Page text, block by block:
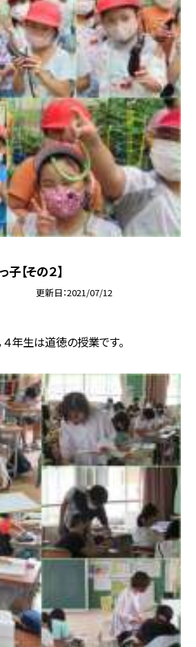
【その２】
更新日 2021/07/12
年生は道徳の授業です。